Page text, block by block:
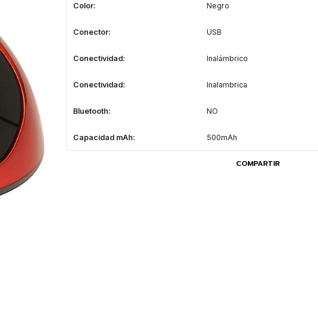
Color: Negro
Conector: USB
Conectividad: Inalámbrico
Conectividad: Inalambrica
Bluetooth: NO
Capacidad mAh: 500mAh
COMPARTIR